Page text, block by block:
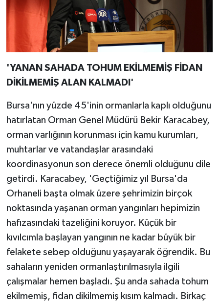
'YANAN SAHADA TOHUM EKİLMEMİŞ FİDAN
DİKİLMEMİŞ ALAN KALMADI'
Bursa'nın yüzde 45'inin ormanlarla kaplı olduğunu
hatırlatan Orman Genel Müdürü Bekir Karacabey,
orman varlığının korunması için kamu kurumları,
muhtarlar ve vatandaşlar arasındaki
koordinasyonun son derece önemli olduğunu dile
getirdi. Karacabey, 'Geçtiğimiz yıl Bursa'da
Orhaneli başta olmak üzere şehrimizin birçok
noktasında yaşanan orman yangınları hepimizin
hafızasındaki tazeliğini koruyor. Küçük bir
kıvılcımla başlayan yangının ne kadar büyük bir
felakete sebep olduğunu yaşayarak öğrendik. Bu
sahaların yeniden ormanlaştırılmasıyla ilgili
çalışmalar hemen başladı. Şu anda sahada tohum
ekilmemiş, fidan dikilmemiş kısım kalmadı. Birkaç